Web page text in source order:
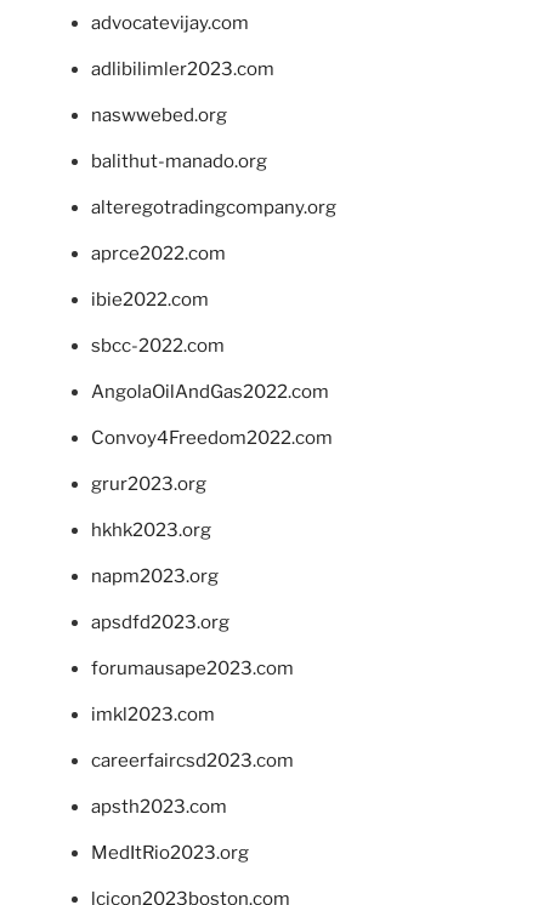
advocatevijay.com
adlibilimler2023.com
naswwebed.org
balithut-manado.org
alteregotradingcompany.org
aprce2022.com
ibie2022.com
sbcc-2022.com
AngolaOilAndGas2022.com
Convoy4Freedom2022.com
grur2023.org
hkhk2023.org
napm2023.org
apsdfd2023.org
forumausape2023.com
imkl2023.com
careerfaircsd2023.com
apsth2023.com
MedItRio2023.org
lcicon2023boston.com